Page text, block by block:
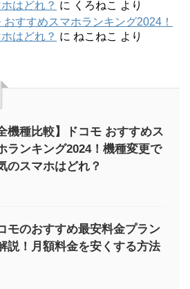
はどれ？ に くろねこ より
おすすめスマホランキング2024！
はどれ？ に ねこねこ より
機種比較】ドコモ おすすめス
ランキング2024！機種変更で
のスマホはどれ？
モのおすすめ最安料金プラン
説！月額料金を安くする方法